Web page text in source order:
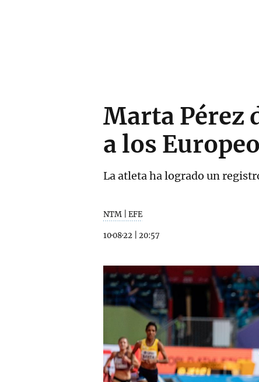
Marta Pérez
a los
La atleta ha logrado un
NTM | EFE
10·08·22 20:57